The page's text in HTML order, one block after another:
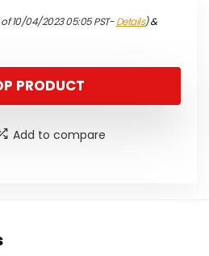
10/04/2023 05:05 PST-Details)&
PRODUCT
Add to compare